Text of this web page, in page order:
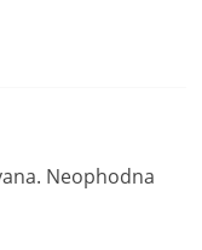
Neophodna